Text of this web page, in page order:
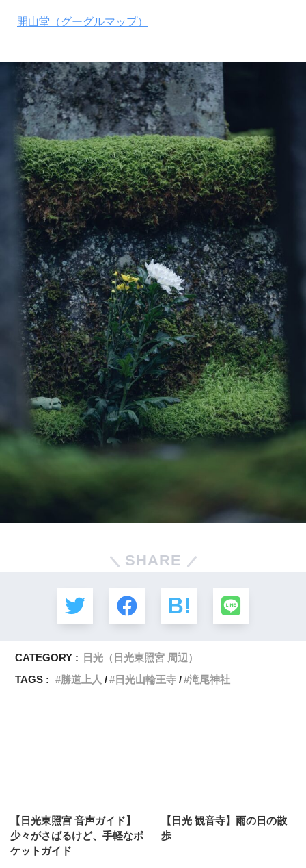
開山堂（グーグルマップ）
SHARE
CATEGORY :
日光（日光東照宮 周辺）
TAGS :
勝道上人 日光山輪王寺 滝尾神社
【日光東照宮 音声ガイド】
少々がさばるけど、手軽なポ
ケットガイド
【日光 観音寺】雨の日の散
歩